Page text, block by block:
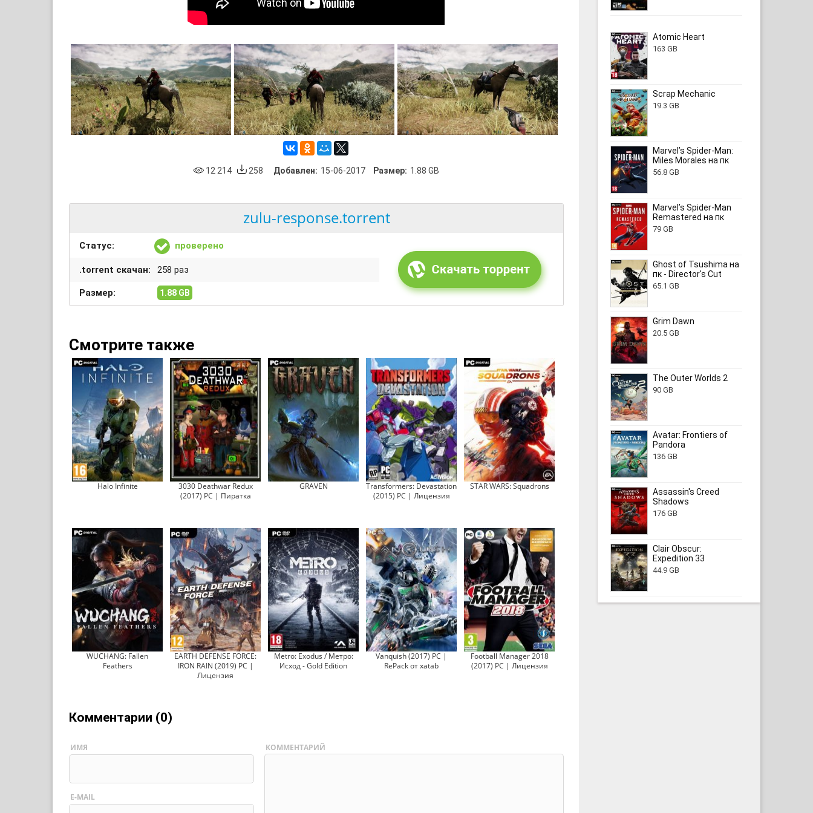
12 214 258 Добавлен: 15-06-2017 Размер: 1.88 GB
zulu-response.torrent
Статус: проверено
.torrent скачан: 258 раз
Размер: 1.88 GB
Смотрите также
Halo Infinite
3030 Deathwar Redux
(2017) PC | Пиратка
GRAVEN
Transformers: Devastation
(2015) PC | Лицензия
STAR WARS: Squadrons
WUCHANG: Fallen
Feathers
EARTH DEFENSE FORCE:
IRON RAIN (2019) PC |
Лицензия
Metro: Exodus / Метро:
Исход - Gold Edition
Vanquish (2017) PC |
RePack от xatab
Football Manager 2018
(2017) PC | Лицензия
Комментарии (0)
ИМЯ
E-MAIL
КОММЕНТАРИЙ
Atomic Heart
163 GB
Scrap Mechanic
19.3 GB
Marvel’s Spider-Man:
Miles Morales на пк
56.8 GB
Marvel’s Spider-Man
Remastered на пк
79 GB
Ghost of Tsushima на
пк - Director's Cut
65.1 GB
Grim Dawn
20.5 GB
The Outer Worlds 2
90 GB
Avatar: Frontiers of
Pandora
136 GB
Assassin's Creed
Shadows
176 GB
Clair Obscur:
Expedition 33
44.9 GB